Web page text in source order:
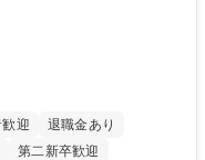
迎
退職金あり
第二新卒歓迎